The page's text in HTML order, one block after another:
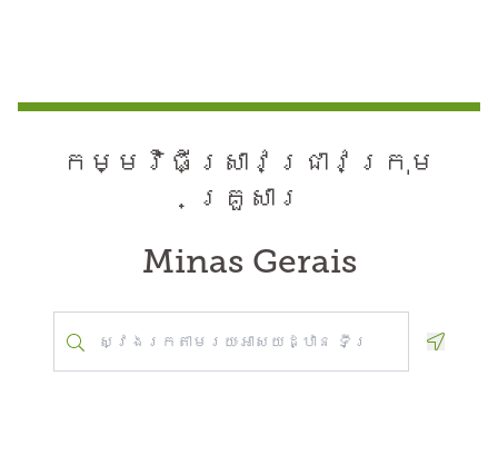
កម្មវិធី​ស្រាវជ្រាវ​ក្រុម
គ្រួសារ
Minas Gerais